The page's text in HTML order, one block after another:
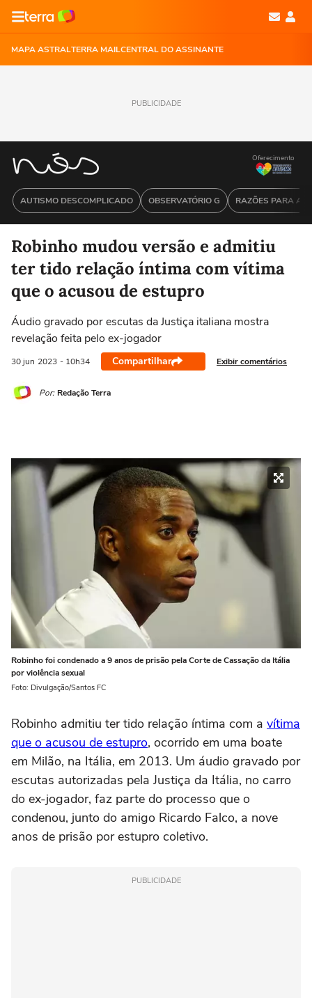
MAPA ASTRALTERRA MAILCENTRAL DO ASSINANTE
PUBLICIDADE
AUTISMO DESCOMPLICADO OBSERVATÓRIO G RAZÕES PARA
Oferecimento
Robinho mudou versão e admitiu
ter tido relação íntima com vítima
que o acusou de estupro
Áudio gravado por escutas da Justiça italiana mostra
revelação feita pelo ex-jogador
30 jun 2023 - 10h34 Compartilhar Exibir comentários
Por: Redação Terra
Robinho foi condenado a 9 anos de prisão pela Corte de Cassação da Itália
por violência sexual
Foto: Divulgação/Santos FC
Robinho admitiu ter tido relação íntima com a vítima
que o acusou de estupro, ocorrido em uma boate
em Milão, na Itália, em 2013. Um áudio gravado por
escutas autorizadas pela Justiça da Itália, no carro
do ex-jogador, faz parte do processo que o
condenou, junto do amigo Ricardo Falco, a nove
anos de prisão por estupro coletivo.
PUBLICIDADE